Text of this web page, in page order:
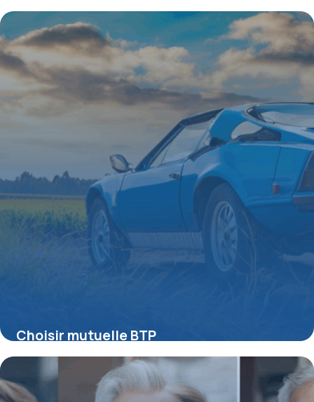
Choisir mutuelle BTP
15 juin 2026